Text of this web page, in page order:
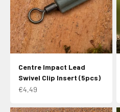
Centre Impact Lead
Swivel Clip Insert (5pcs)
Aanbiedingsprijs
€4,49